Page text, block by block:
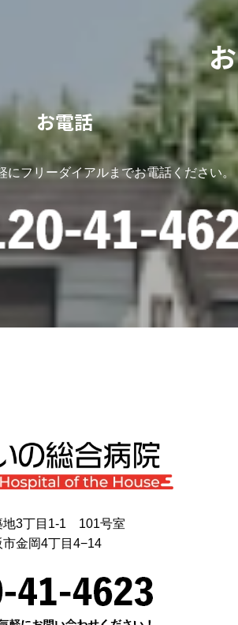
お電話
にフリーダイアルまでお電話ください。
地3丁目1-1 101号室
金岡4丁目4−14